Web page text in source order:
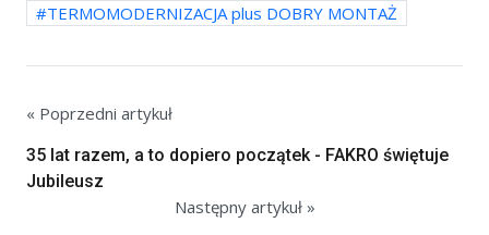
TERMOMODERNIZACJA plus DOBRY MONTAŻ
« Poprzedni artykuł
35 lat razem, a to dopiero początek - FAKRO świętuje
Jubileusz
Następny artykuł »